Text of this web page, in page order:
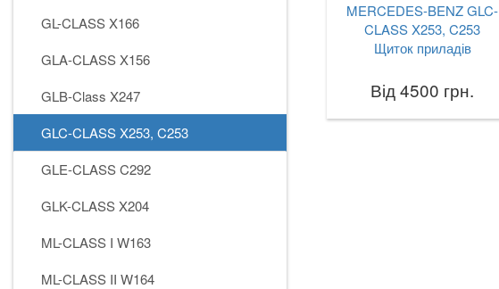
GL-CLASS X166
GLA-CLASS X156
GLB-Class X247
GLC-CLASS X253, C253
GLE-CLASS C292
GLK-CLASS X204
ML-CLASS I W163
ML-CLASS II W164
MERCEDES-BENZ GLC-
CLASS X253, C253
Щиток приладів
Від 4500 грн.